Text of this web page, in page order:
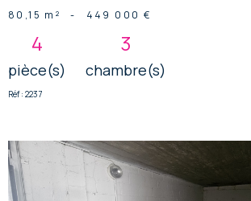
80,15 m² - 449 000 €
4
pièce(s)
3
chambre(s)
Réf : 2237